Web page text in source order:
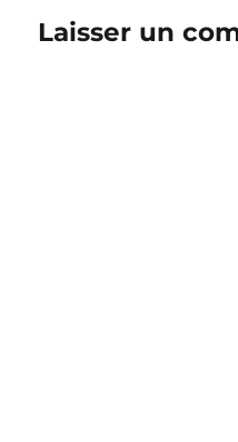
Laisser un